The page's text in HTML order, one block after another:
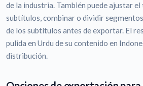
de la industria. También puede ajustar
subtítulos, combinar o dividir
de los subtítulos antes de exportar. El
pulida en Urdu de su contenido en
distribución.